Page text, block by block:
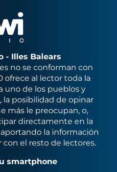
- Illes Balears
no se conforman con
ofrece al lector toda la
uno de los pueblos y
la posibilidad de opinar
más le preocupan, o,
directamente en la
la información
el resto de lectores.
smartphone